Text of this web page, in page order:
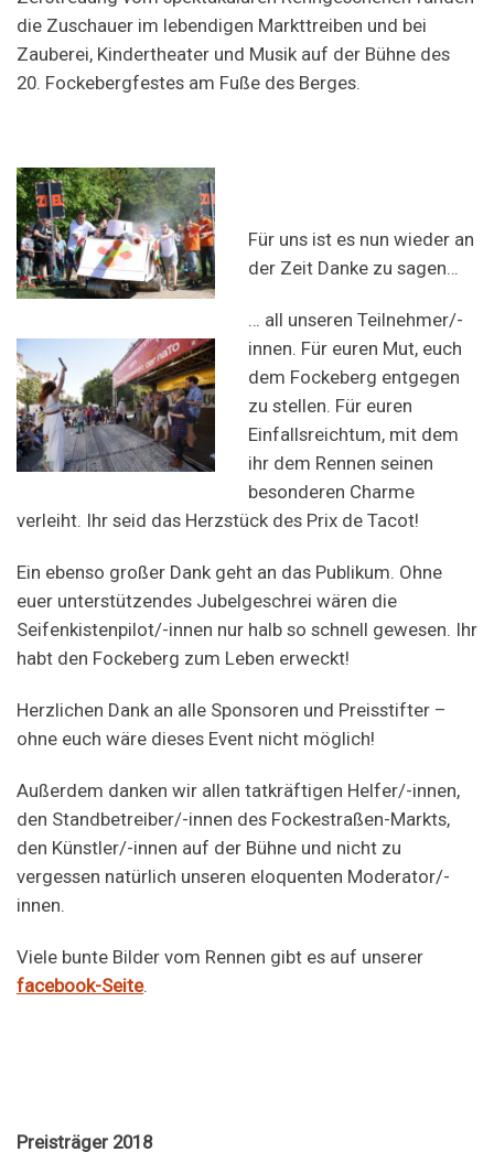
die Zuschauer im lebendigen Markttreiben und bei
Zauberei, Kindertheater und Musik auf der Bühne des
20. Fockebergfestes am Fuße des Berges.
Für uns ist es nun wieder an
der Zeit Danke zu sagen…
… all unseren Teilnehmer/-
innen. Für euren Mut, euch
dem Fockeberg entgegen
zu stellen. Für euren
Einfallsreichtum, mit dem
ihr dem Rennen seinen
besonderen Charme
verleiht. Ihr seid das Herzstück des Prix de Tacot!
Ein ebenso großer Dank geht an das Publikum. Ohne
euer unterstützendes Jubelgeschrei wären die
Seifenkistenpilot/-innen nur halb so schnell gewesen. Ihr
habt den Fockeberg zum Leben erweckt!
Herzlichen Dank an alle Sponsoren und Preisstifter –
ohne euch wäre dieses Event nicht möglich!
Außerdem danken wir allen tatkräftigen Helfer/-innen,
den Standbetreiber/-innen des Fockestraßen-Markts,
den Künstler/-innen auf der Bühne und nicht zu
vergessen natürlich unseren eloquenten Moderator/-
innen.
Viele bunte Bilder vom Rennen gibt es auf unserer
facebook-Seite.
Preisträger 2018